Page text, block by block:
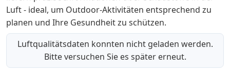
Luft - ideal, um Outdoor-Aktivitäten entsprechend zu
planen und Ihre Gesundheit zu schützen.
Luftqualitätsdaten konnten nicht geladen werden.
Bitte versuchen Sie es später erneut.